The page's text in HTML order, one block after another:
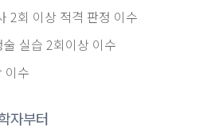
2회 이상 적격 판정 이수
실습 2회이상 이수
이수
자부터